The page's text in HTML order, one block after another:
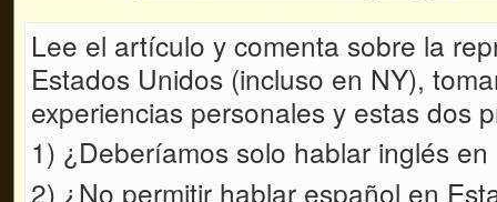
Lee el artículo y comenta sobre la
Estados Unidos (incluso en NY),
experiencias personales y estas dos
1) ¿Deberíamos solo hablar inglés
2) ¿No permitir hablar español en